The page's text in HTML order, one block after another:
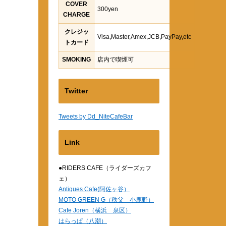
COVER
CHARGE
300yen
クレジッ
トカード
Visa,Master,Amex,JCB,PayPay,etc
SMOKING 店内で喫煙可
Twitter
Tweets by Dd_NiteCafeBar
Link
●RIDERS CAFE（ライダーズカフ
ェ）
Antiques Cafe(阿佐ヶ谷）
MOTO GREEN G（秩父 小鹿野）
Cafe Joren（横浜 泉区）
はらっぱ（八潮）